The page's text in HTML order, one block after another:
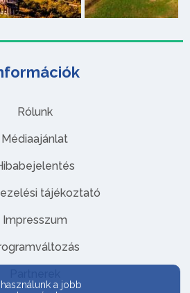
Rólunk
Médiaajánlat
tájékoztató
Impresszum
a jobb